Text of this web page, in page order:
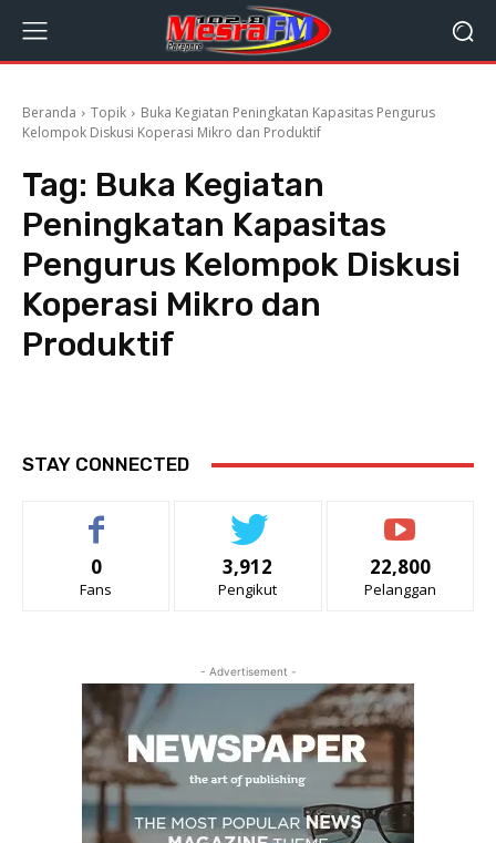
Beranda Topik
Buka Kegiatan Peningkatan Kapasitas Pengurus
Kelompok Diskusi Koperasi Mikro dan Produktif
Tag: Buka Kegiatan
Peningkatan Kapasitas
Pengurus Kelompok Diskusi
Koperasi Mikro dan
Produktif
STAY CONNECTED
0
Fans
3,912
Pengikut
22,800
Pelanggan
- Advertisement -